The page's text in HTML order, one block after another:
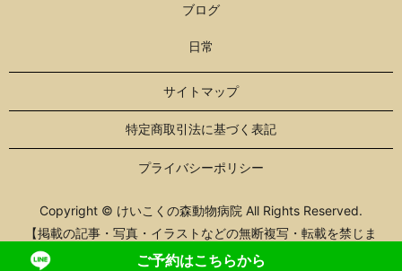
ご予約はこちらから
ブログ
日常
サイトマップ
特定商取引法に基づく表記
プライバシーポリシー
Copyright © けいこくの森動物病院 All Rights Reserved.
【掲載の記事・写真・イラストなどの無断複写・転載を禁じま
す】